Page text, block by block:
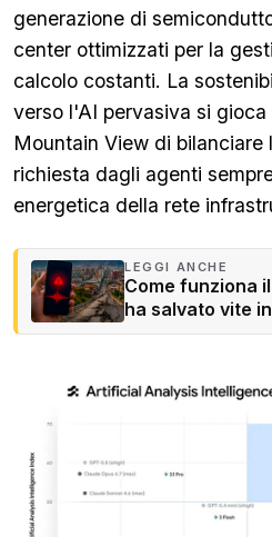
generazione di
center ottimizzati per la
calcolo costanti. La
verso l'AI pervasiva si
Mountain View di
richiesta dagli agenti
energetica della rete
LEGGI ANCHE
Come funziona
ha salvato vite